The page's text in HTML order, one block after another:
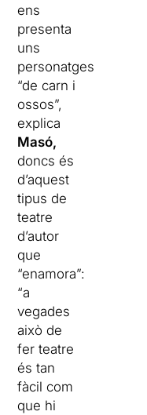
ens
presenta
uns
personatges
“de carn i
ossos”,
explica
Masó,
doncs és
d’aquest
tipus de
teatre
d’autor
que
“enamora”:
“a
vegades
això de
fer teatre
és tan
fàcil com
que hi